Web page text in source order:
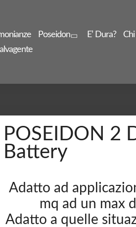
Poseidon E’ Dura? Chi
POSEIDON 2
Battery
Adatto ad
mq ad un max
Adatto a quelle